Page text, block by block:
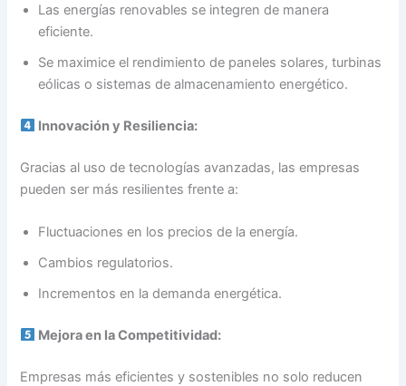
Las energías renovables se integren de manera
eficiente.
Se maximice el rendimiento de paneles solares, turbinas
eólicas o sistemas de almacenamiento energético.
Innovación y Resiliencia:
Gracias al uso de tecnologías avanzadas, las empresas
pueden ser más resilientes frente a:
Fluctuaciones en los precios de la energía.
Cambios regulatorios.
Incrementos en la demanda energética.
Mejora en la Competitividad:
Empresas más eficientes y sostenibles no solo reducen